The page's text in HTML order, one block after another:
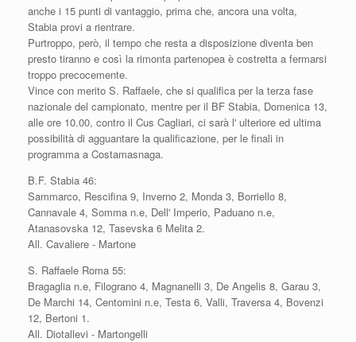
anche i 15 punti di vantaggio, prima che, ancora una volta,
Stabia provi a rientrare.
Purtroppo, però, il tempo che resta a disposizione diventa ben
presto tiranno e così la rimonta partenopea è costretta a fermarsi
troppo precocemente.
Vince con merito S. Raffaele, che si qualifica per la terza fase
nazionale del campionato, mentre per il BF Stabia, Domenica 13,
alle ore 10.00, contro il Cus Cagliari, ci sarà l' ulteriore ed ultima
possibilità di agguantare la qualificazione, per le finali in
programma a Costamasnaga.
B.F. Stabia 46:
Sammarco, Rescifina 9, Inverno 2, Monda 3, Borriello 8,
Cannavale 4, Somma n.e, Dell' Imperio, Paduano n.e,
Atanasovska 12, Tasevska 6 Melita 2.
All. Cavaliere - Martone
S. Raffaele Roma 55:
Bragaglia n.e, Filograno 4, Magnanelli 3, De Angelis 8, Garau 3,
De Marchi 14, Centomini n.e, Testa 6, Valli, Traversa 4, Bovenzi
12, Bertoni 1.
All. Diotallevi - Martongelli